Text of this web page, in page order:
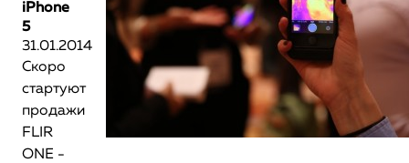
iPhone
5
31.01.2014
Скоро
стартуют
продажи
FLIR
ONE -